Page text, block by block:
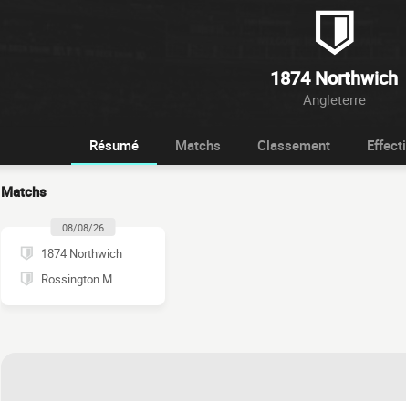
1874 Northwich
Angleterre
Résumé Matchs Classement
Matchs
08/08/26
1874 Northwich
Rossington M.